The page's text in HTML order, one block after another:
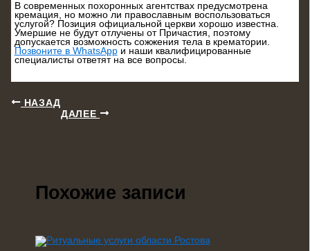
В современных похоронных агентствах предусмотрена
кремация, но можно ли православным воспользоваться
услугой? Позиция официальной церкви хорошо известна.
Умершие не будут отлучены от Причастия, поэтому
допускается возможность сожжения тела в крематории.
Позвоните в WhatsAppи наши квалифицированные
специалисты ответят на все вопросы.
НАЗАД
ДАЛЕЕ
Похожие записи